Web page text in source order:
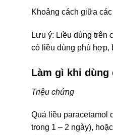
Khoảng cách giữa
Lưu ý: Liều dùng trên
có liều dùng phù hợp,
Làm gì khi dùng
Triệu chứng
Quá liều paracetamol
trong 1 – 2 ngày),